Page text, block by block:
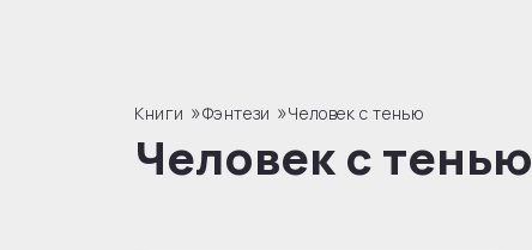
Книги »Фэнтези »Человек с тенью
Человек с тенью